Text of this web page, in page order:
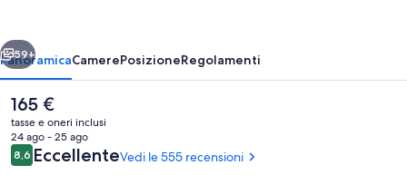
-
Adults
Only
Avanti
59+
PanoramicaCamerePosizioneRegolamenti
Il
prezzo
attuale
è
165 €
165 €
tasse e oneri inclusi
24 ago - 25 ago
Recensioni
8,68,6 su 10
EccellenteVedi le 555 recensioni